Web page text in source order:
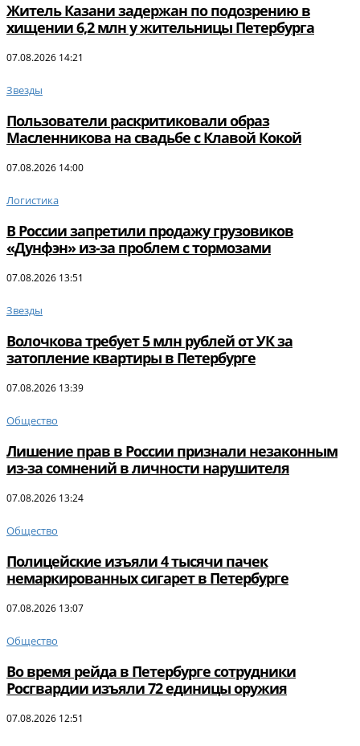
Житель Казани задержан по подозрению в
хищении 6,2 млн у жительницы Петербурга
07.08.2026 14:21
Звезды
Пользователи раскритиковали образ
Масленникова на свадьбе с Клавой Кокой
07.08.2026 14:00
Логистика
В России запретили продажу грузовиков
«Дунфэн» из-за проблем с тормозами
07.08.2026 13:51
Звезды
Волочкова требует 5 млн рублей от УК за
затопление квартиры в Петербурге
07.08.2026 13:39
Общество
Лишение прав в России признали незаконным
из-за сомнений в личности нарушителя
07.08.2026 13:24
Общество
Полицейские изъяли 4 тысячи пачек
немаркированных сигарет в Петербурге
07.08.2026 13:07
Общество
Во время рейда в Петербурге сотрудники
Росгвардии изъяли 72 единицы оружия
07.08.2026 12:51